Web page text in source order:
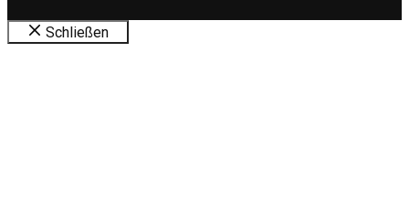
Schließen